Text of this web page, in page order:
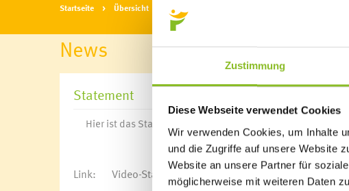
Zustimmung
Diese Webseite verwendet Cookies
Wir verwenden Cookies, um Inhalte
und die Zugriffe auf unsere Website
Website an unsere Partner für
möglicherweise mit weiteren Daten
Startseite Übersicht News
News
Statement
Hierist das Statement von Bürgermeister Walter Gohm zur
Link: Video-Statement